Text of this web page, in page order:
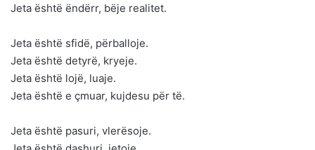
Jeta është ëndërr, bëje realitet.
Jeta është sfidë, përballoje.
Jeta është detyrë, kryeje.
Jeta është lojë, luaje.
Jeta është e çmuar, kujdesu për të.
Jeta është pasuri, vlerësoje.